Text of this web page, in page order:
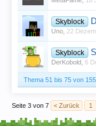
Skyblock
Uno 22
Skyblock
DerKobold 6
Thema 51 bis 75 von
Seite 3 von 7
< Zurück 1